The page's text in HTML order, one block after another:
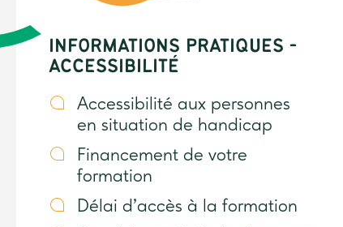
INFORMATIONS PRATIQUES -
ACCESSIBILITÉ
Accessibilité aux personnes
en situation de handicap
Financement de votre
formation
Délai d’accès à la formation